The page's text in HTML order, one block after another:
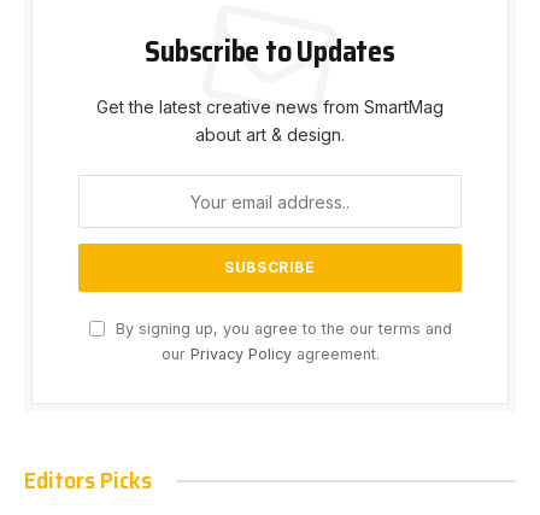
Subscribe to Updates
Get the latest creative news from SmartMag
about art & design.
By signing up, you agree to the our terms and
our Privacy Policyagreement.
Editors Picks